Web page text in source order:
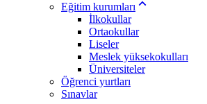
Eğitim kurumları
İlkokullar
Ortaokullar
Liseler
Meslek yüksekokulları
Üniversiteler
Öğrenci yurtları
Sınavlar